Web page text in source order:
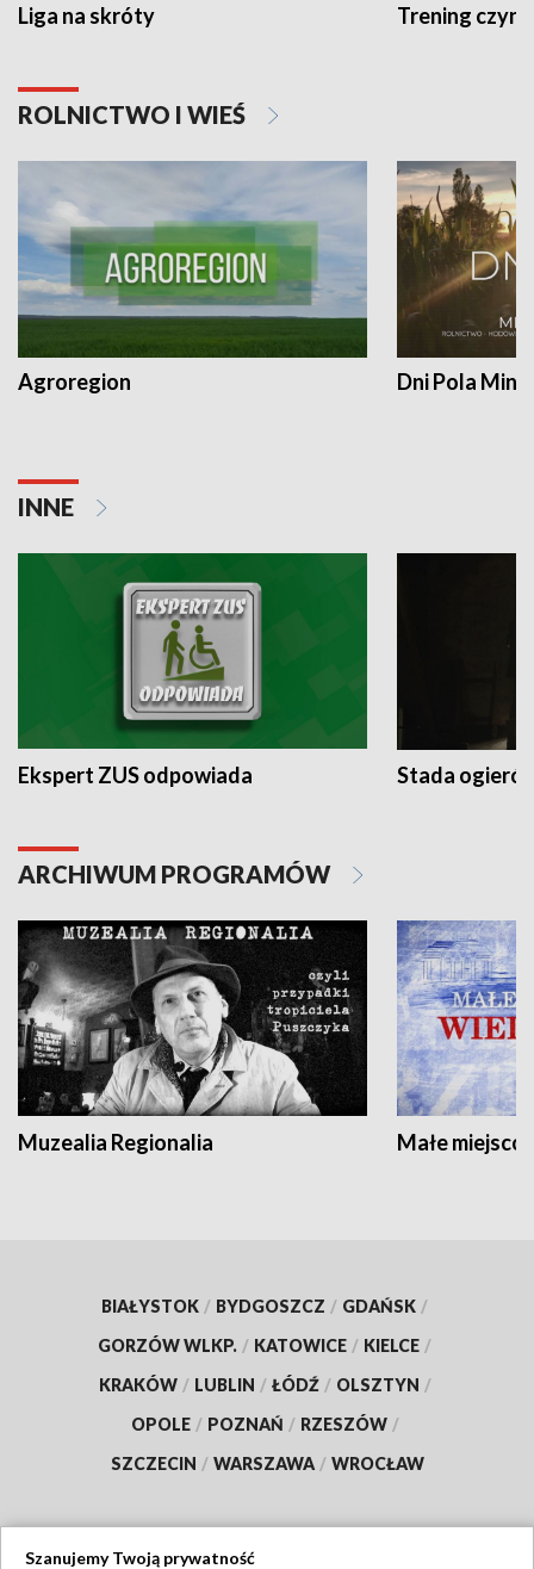
Liga na skróty Trening czyni
ROLNICTWO I WIEŚ
Agroregion Dni Pola
INNE
Ekspert ZUS odpowiada Stada
ARCHIWUM PROGRAMÓW
Muzealia Regionalia Małe
BIAŁYSTOK / BYDGOSZCZ / GDAŃSK /
GORZÓW WLKP. / KATOWICE / KIELCE /
KRAKÓW / LUBLIN / ŁÓDŹ / OLSZTYN /
OPOLE / POZNAŃ / RZESZÓW /
SZCZECIN / WARSZAWA / WROCŁAW
Szanujemy Twoją prywatność